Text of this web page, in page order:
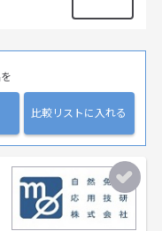
比較リストに入れる